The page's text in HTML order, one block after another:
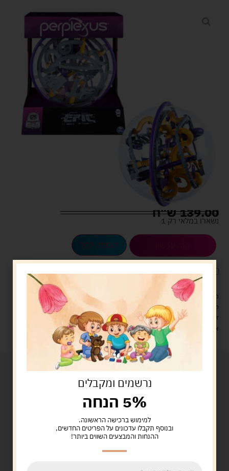
139.00ש"ח
נשארו במלאי רק 1
הוספה לסל
לארוז את המוצר באריזת מתנה5.00 ש"ח ?
מעל 329 ש"ח, משלוח עם שליח עד הבית חינם! – 0 ₪
משלוח עם שליח עד הבית: 29 ש"ח
זמן אספקה: עד 4 ימי עסקים.
איסוף עצמי: מ"ביתר טויס" רחוב בניין דוד 18, ביתר עילית.
נרשמים ומקבלים
5% הנחה
למימוש ברכישה הראשונה.
ובנוסף תקבלו עדכונים על הפריטים החדשים,
ההנחות והמבצעים השווים ביותר!